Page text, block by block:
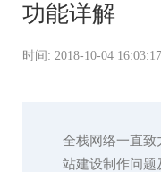
功能详解
时间: 2018-10-04 16:03:17
全栈网络一直致
站建设制作问题